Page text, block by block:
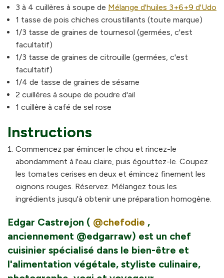
3 à 4 cuillères à soupe de Mélange d'huiles 3+6+9 d'Udo
1 tasse de pois chiches croustillants (toute marque)
1/3 tasse de graines de tournesol (germées, c'est
facultatif)
1/3 tasse de graines de citrouille (germées, c'est
facultatif)
1/4 de tasse de graines de sésame
2 cuillères à soupe de poudre d'ail
1 cuillère à café de sel rose
Instructions
Commencez par émincer le chou et rincez-le
abondamment à l'eau claire, puis égouttez-le. Coupez
les tomates cerises en deux et émincez finement les
oignons rouges. Réservez. Mélangez tous les
ingrédients jusqu'à obtenir une préparation homogène.
Edgar Castrejon ( @chefodie ,
anciennement @edgarraw) est un chef
cuisinier spécialisé dans le bien-être et
l'alimentation végétale, styliste culinaire,